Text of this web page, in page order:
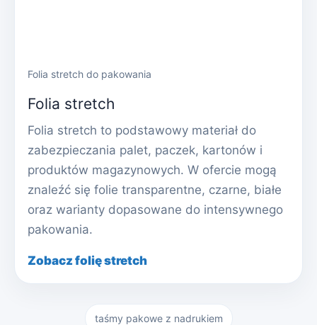
Folia stretch do pakowania
Folia stretch
Folia stretch to podstawowy materiał do
zabezpieczania palet, paczek, kartonów i
produktów magazynowych. W ofercie mogą
znaleźć się folie transparentne, czarne, białe
oraz warianty dopasowane do intensywnego
pakowania.
Zobacz folię stretch
taśmy pakowe z nadrukiem